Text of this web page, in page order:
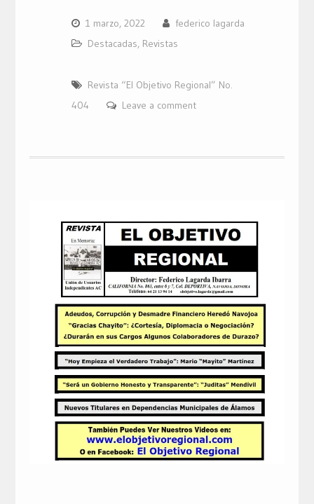
1 marzo, 2022
federico lagarda
Destacadas, Revistas
Revista “El Objetivo Regional” No.
404
Leave a comment